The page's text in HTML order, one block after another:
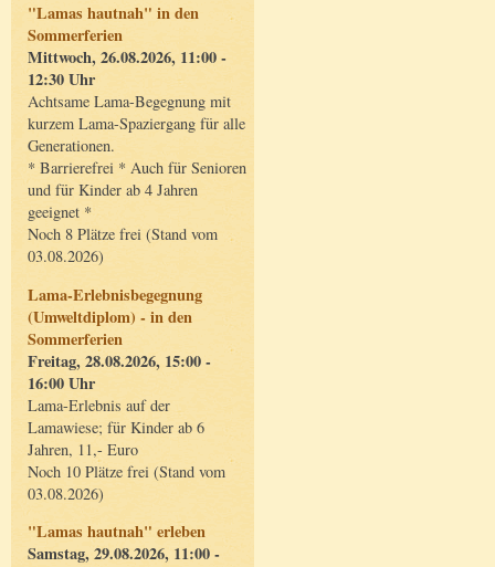
"Lamas hautnah" in den
Sommerferien
Mittwoch, 26.08.2026, 11:00 -
12:30 Uhr
Achtsame Lama-Begegnung mit
kurzem Lama-Spaziergang für alle
Generationen.
* Barrierefrei * Auch für Senioren
und für Kinder ab 4 Jahren
geeignet *
Noch 8 Plätze frei (Stand vom
03.08.2026)
Lama-Erlebnisbegegnung
(Umweltdiplom) - in den
Sommerferien
Freitag, 28.08.2026, 15:00 -
16:00 Uhr
Lama-Erlebnis auf der
Lamawiese; für Kinder ab 6
Jahren, 11,- Euro
Noch 10 Plätze frei (Stand vom
03.08.2026)
"Lamas hautnah" erleben
Samstag, 29.08.2026, 11:00 -